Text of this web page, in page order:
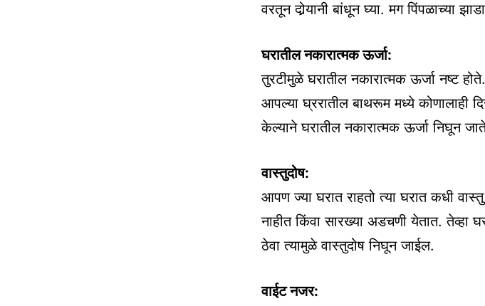
वरतून दोर्‍यानी बांधून घ्या. मग पिंपळाच्या
घरातील नकारात्मक ऊर्जा:
तुरटीमुळे घरातील नकारात्मक ऊर्जा नष्ट
आपल्या घ्ररातील बाथरूम मध्ये कोणालाही
केल्याने घरातील नकारात्मक ऊर्जा निघून
वास्तुदोष:
आपण ज्या घरात राहतो त्या घरात कधी
नाहीत किंवा सारख्या अडचणी येतात. तेव्हा
ठेवा त्यामुळे वास्तुदोष निघून जाईल.
वाईट नजर: